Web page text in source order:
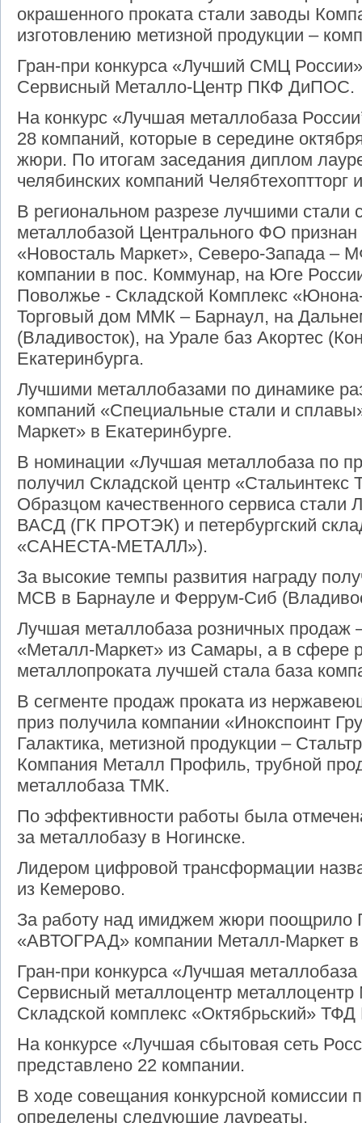
окрашенного проката стали заводы
изготовлению метизной продукции –
Гран-при конкурса «Лучший СМЦ
Сервисный Металло-Центр ПКФ ДиПОС.
На конкурс «Лучшая металлобаза
28 компаний, которые в середине
жюри. По итогам заседания диплом
челябинских компаний Челябтехоптторг
В региональном разрезе лучшими
металлобазой Центрального ФО
«Новосталь Маркет», Северо-Запада
компании в пос. Коммунар, на Юге
Поволжье - Складской Комплекс
Торговый дом ММК – Барнаул, на
(Владивосток), на Урале баз Акортес
Екатеринбурга.
Лучшими металлобазами по динамике
компаний «Специальные стали и
Маркет» в Екатеринбурге.
В номинации «Лучшая металлобаза по
получил Складской центр «Стальинтекс
Образцом качественного сервиса стали
ВАСД (ГК ПРОТЭК) и петербургский
«САНЕСТА-МЕТАЛЛ»).
За высокие темпы развития награду
МСВ в Барнауле и Феррум-Сиб
Лучшая металлобаза розничных продаж
«Металл-Маркет» из Самары, а в сфере
металлопроката лучшей стала база
В сегменте продаж проката из
приз получила компании «Инокспоинт
Галактика, метизной продукции –
Компания Металл Профиль, трубной
металлобаза ТМК.
По эффективности работы была
за металлобазу в Ногинске.
Лидером цифровой трансформации
из Кемерово.
За работу над имиджем жюри поощрило
«АВТОГРАД» компании Металл-Маркет в
Гран-при конкурса «Лучшая
Сервисный металлоцентр
Складской комплекс «Октябрьский»
На конкурсе «Лучшая сбытовая сеть
представлено 22 компании.
В ходе совещания конкурсной комиссии
определены следующие лауреаты.